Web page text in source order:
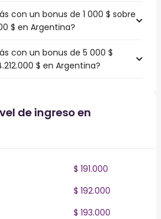
con un bonus de 1 000 $ sobre
$ en Argentina?
con un bonus de 5 000 $
$ en Argentina?
de ingreso en
$ 191.000
$ 192.000
$ 193.000